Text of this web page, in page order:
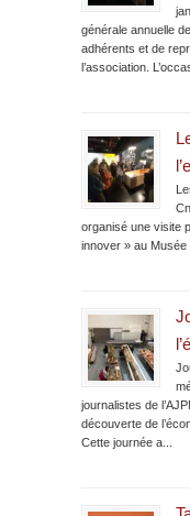
générale annuelle
adhérents et de
l’association.
organisé une visite
innover » au Musée
journalistes de
découverte de
Cette journée a...